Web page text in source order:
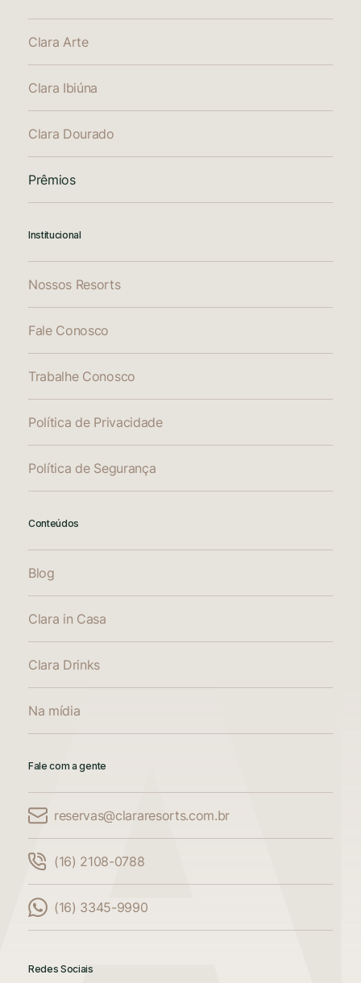
Clara Arte
Clara Ibiúna
Clara Dourado
Prêmios
Institucional
Nossos Resorts
Fale Conosco
Trabalhe Conosco
Política de Privacidade
Política de Segurança
Conteúdos
Blog
Clara in Casa
Clara Drinks
Na mídia
Fale com a gente
reservas@clararesorts.com.br
(16) 2108-0788
(16) 3345-9990
Redes Sociais
Compare até 3 acomodações
comparar